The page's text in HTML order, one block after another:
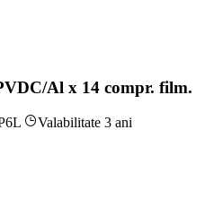
Al x 14 compr. film.
Valabilitate 3 ani